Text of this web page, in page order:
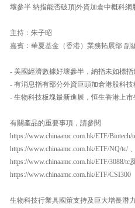
壞參半 納指能否破頂|外資加倉中概科網
主持：朱子昭
嘉賓：華夏基金（香港）業務拓展部 副
- 美國經濟數據好壞參半，納指未如標
- 有消息指有部分外資巨頭加倉港股科技
- 生物科技板塊最新進展，恒生香港上
有關產品的重要事項，請參閱
https://www.chinaamc.com.hk/ETF/Biotech/
https://www.chinaamc.com.hk/ETF/NQ/tc/ 、
https://www.chinaamc.com.hk/ETF/3088/tc及
https://www.chinaamc.com.hk/ETF/CSI300
生物科技行業具國策支持及巨大增長潛